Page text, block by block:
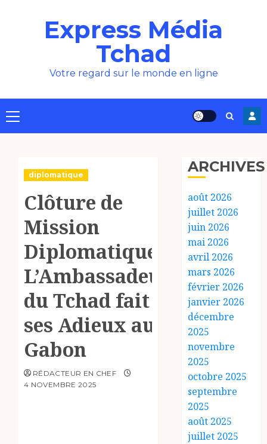
Express Média
Tchad
Votre regard sur le monde en ligne
Menu
principal
diplomatique
Clôture de
Mission
Diplomatique :
L’Ambassadeur
du Tchad fait
ses Adieux au
Gabon
RÉDACTEUR EN CHEF
4 NOVEMBRE 2025
ARCHIVES
août 2026
juillet 2026
juin 2026
mai 2026
avril 2026
mars 2026
février 2026
janvier 2026
décembre
2025
novembre
2025
octobre 2025
septembre
2025
août 2025
juillet 2025